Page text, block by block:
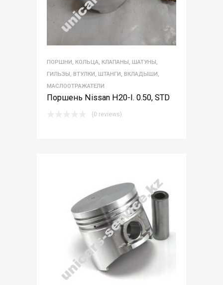
ПОРШНИ, КОЛЬЦА, КЛАПАНЫ, ШАТУНЫ,
ГИЛЬЗЫ, ВТУЛКИ, ШТАНГИ, ВКЛАДЫШИ,
МАСЛООТРАЖАТЕЛИ
Поршень Nissan H20-I. 0.50, STD
(0 reviews)